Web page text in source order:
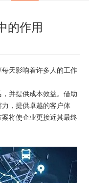
的作用
天影响着许多人的工作
并提供成本效益。借助
，提供卓越的客户体
将使企业更接近其最终